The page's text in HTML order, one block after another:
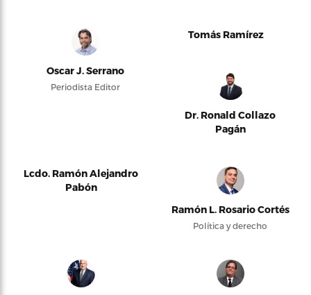
Oscar J. Serrano
Periodista Editor
Tomás Ramírez
Dr. Ronald Collazo
Pagán
Lcdo. Ramón Alejandro
Pabón
Ramón L. Rosario Cortés
Política y derecho